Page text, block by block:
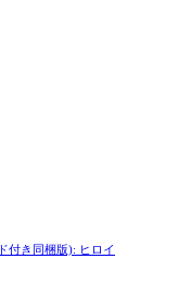
付き同梱版): ヒロイ